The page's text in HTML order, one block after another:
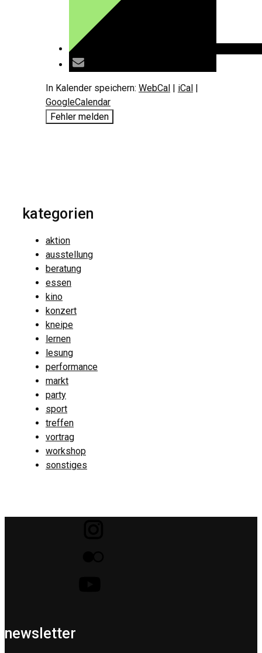
In Kalender speichern: WebCal | iCal |
GoogleCalendar
Fehler melden
kategorien
aktion
ausstellung
beratung
essen
kino
konzert
kneipe
lernen
lesung
performance
markt
party
sport
treffen
vortrag
workshop
sonstiges
newsletter